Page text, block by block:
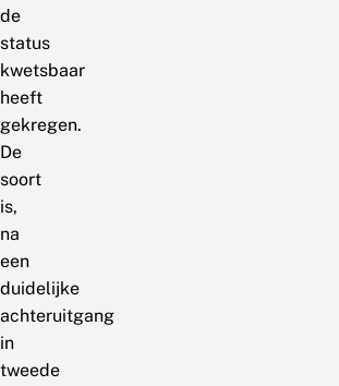
de
status
kwetsbaar
heeft
gekregen.
De
soort
is,
na
een
duidelijke
achteruitgang
in
tweede